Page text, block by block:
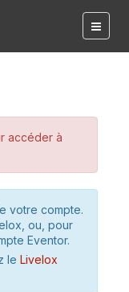
accéder à
votre compte.
ou, pour
Eventor.
le Livelox